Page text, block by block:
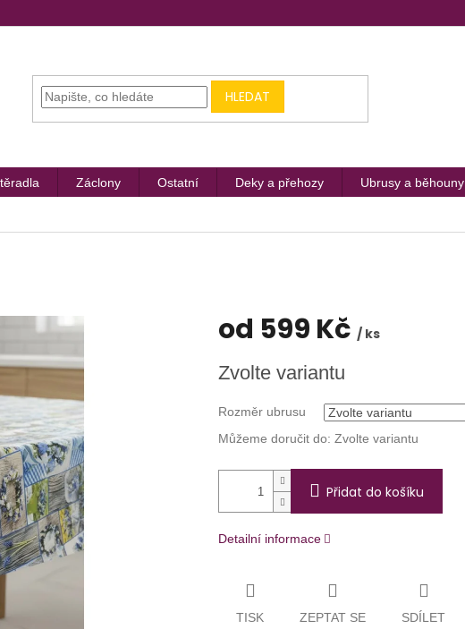
HLEDAT
Záclony Ostatní Deky a přehozy Ubrusy a běhouny
od 599 Kč / ks
cena:
Zvolte variantu
Rozměr ubrusu
Můžeme doručit do: Zvolte variantu
Přidat do košíku
Detailní informace
TISK ZEPTAT SE SDÍLET